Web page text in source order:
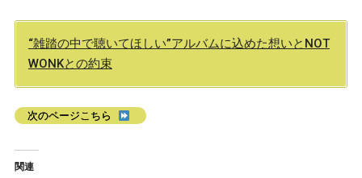
“雑踏の中で聴いてほしい”アルバムに込めた想いとNOT
WONKとの約束
次のページこちら
関連